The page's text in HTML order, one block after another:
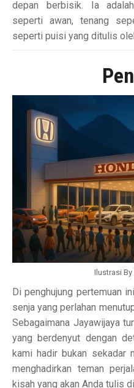
depan berbisik. Ia
seperti awan, tenang
seperti puisi yang ditulis
Ilustrasi
Di penghujung pertemuan
senja yang perlahan
Sebagaimana Jayawijaya
yang berdenyut dengan
kami hadir bukan sekadar
menghadirkan teman
kisah yang akan Anda tulis